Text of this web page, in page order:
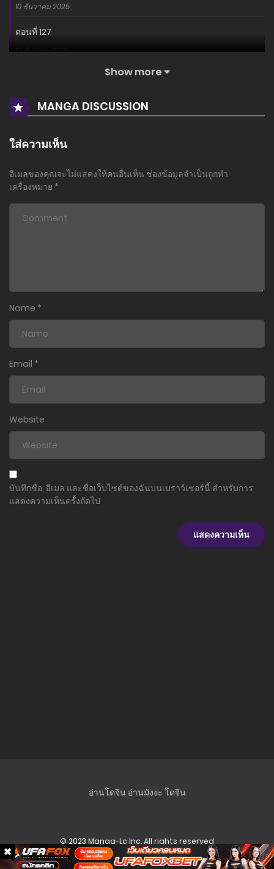
10 ธันวาคม 2025
ตอนที่ 127
10 ธันวาคม 2025
ตอนที่ 125
10 ธันวาคม 2025
10 ธันวาคม 2025
ตอนที่ 121
ตอนที่ 120
10 ธันวาคม 2025
ตอนที่ 119
10 ธันวาคม 2025
ตอนที่ 118
10 ธันวาคม 2025
ตอนที่ 117
10 ธันวาคม 2025
10 ธันวาคม 2025
Show more
MANGA DISCUSSION
ใส่ความเห็น
อีเมลของคุณจะไม่แสดงให้คนอื่นเห็น ช่องข้อมูลจำเป็นถูกทำ
เครื่องหมาย *
Name *
Email *
Website
บันทึกชื่อ, อีเมล และชื่อเว็บไซต์ของฉันบนเบราว์เซอร์นี้ สำหรับการ
แสดงความเห็นครั้งถัดไป
อ่านโดจิน อ่านมังงะ โดจิน
© 2023 Manga-Lc Inc. All rights reserved